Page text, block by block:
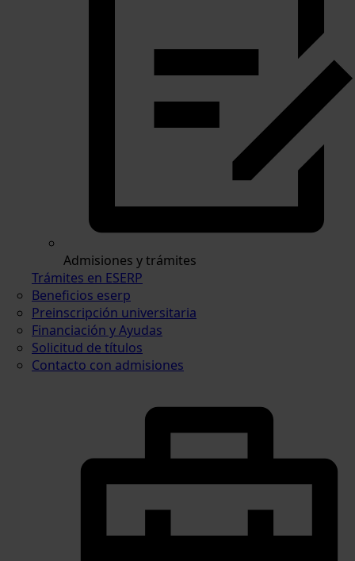
Admisiones y trámites
Trámites en ESERP
Beneficios eserp
Preinscripción universitaria
Financiación y Ayudas
Solicitud de títulos
Contacto con admisiones